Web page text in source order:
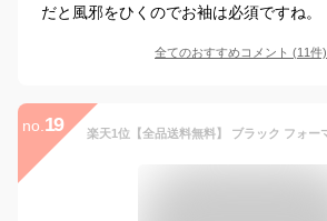
だと風邪をひくのでお袖は必須ですね。
全てのおすすめコメント (11件)
no. 19